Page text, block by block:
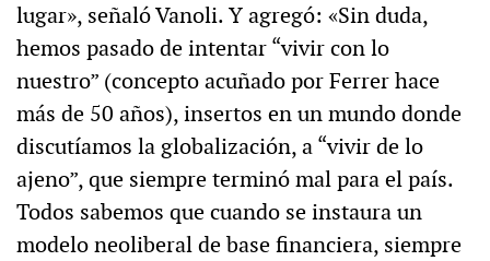
lugar», señaló Vanoli. Y agregó: «Sin duda,
hemos pasado de intentar “vivir con lo
nuestro” (concepto acuñado por Ferrer hace
más de 50 años), insertos en un mundo donde
discutíamos la globalización, a “vivir de lo
ajeno”, que siempre terminó mal para el país.
Todos sabemos que cuando se instaura un
modelo neoliberal de base financiera, siempre